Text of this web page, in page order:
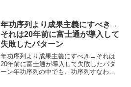
年功序列より成果主義にすべき→
それは20年前に富士通が導入して
失敗したパターン
年功序列より成果主義にすべき→それは
20年前に富士通が導入して失敗したパタ
ーン年功序列の中でも、功序列すなわち